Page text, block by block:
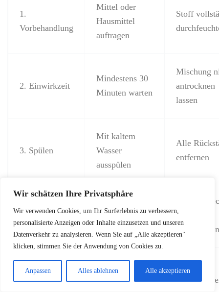
Wir schätzen Ihre Privatsphäre
Wir verwenden Cookies, um Ihr Surferlebnis zu verbessern,
personalisierte Anzeigen oder Inhalte einzusetzen und unseren
Datenverkehr zu analysieren. Wenn Sie auf „Alle akzeptieren"
klicken, stimmen Sie der Anwendung von Cookies zu.
Anpassen Alles ablehnen Alle akzeptieren
1.
Vorbehandlung
Mittel oder
Hausmittel
auftragen
Stoff
2. Einwirkzeit
Mindestens 30
Minuten warten
Mischung
antrocknen
lassen
3. Spülen
Mit kaltem
Wasser
ausspülen
Alle
entfernen
4. Kontrolle
Stelle vor dem
Trocknen
prüfen
Bei
Prozess
wiederholen
Lufttrocknen
Nie in den
Trockner